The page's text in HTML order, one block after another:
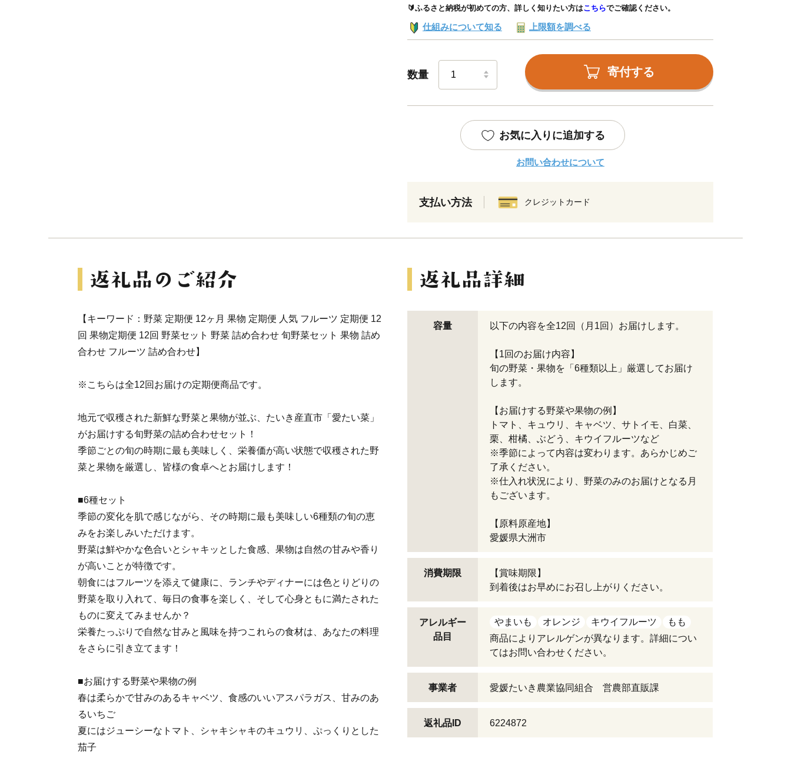
🔰ふるさと納税が初めての方、詳しく知りたい方はこちらでご確認ください。
仕組みについて知る 上限額を調べる
数量 寄付する
お気に入りに追加する
お問い合わせについて
支払い方法 クレジットカード
【キーワード：野菜 定期便 12ヶ月 果物 定期便 人気 フルーツ 定期便 12
回 果物定期便 12回 野菜セット 野菜 詰め合わせ 旬野菜セット 果物 詰め
合わせ フルーツ 詰め合わせ】
※こちらは全12回お届けの定期便商品です。
地元で収穫された新鮮な野菜と果物が並ぶ、たいき産直市「愛たい菜」
がお届けする旬野菜の詰め合わせセット！
季節ごとの旬の時期に最も美味しく、栄養価が高い状態で収穫された野
菜と果物を厳選し、皆様の食卓へとお届けします！
■6種セット
季節の変化を肌で感じながら、その時期に最も美味しい6種類の旬の恵
みをお楽しみいただけます。
野菜は鮮やかな色合いとシャキッとした食感、果物は自然の甘みや香り
が高いことが特徴です。
朝食にはフルーツを添えて健康に、ランチやディナーには色とりどりの
野菜を取り入れて、毎日の食事を楽しく、そして心身ともに満たされた
ものに変えてみませんか？
栄養たっぷりで自然な甘みと風味を持つこれらの食材は、あなたの料理
をさらに引き立てます！
■お届けする野菜や果物の例
春は柔らかで甘みのあるキャベツ、食感のいいアスパラガス、甘みのあ
るいちご
夏にはジューシーなトマト、シャキシャキのキュウリ、ぷっくりとした
茄子
容量 以下の内容を全12回（月1回）お届けします。
【1回のお届け内容】
旬の野菜・果物を「6種類以上」厳選してお届け
します。
【お届けする野菜や果物の例】
トマト、キュウリ、キャベツ、サトイモ、白菜、
栗、柑橘、ぶどう、キウイフルーツなど
※季節によって内容は変わります。あらかじめご
了承ください。
※仕入れ状況により、野菜のみのお届けとなる月
もございます。
【原料原産地】
愛媛県大洲市
消費期限
【賞味期限】
到着後はお早めにお召し上がりください。
アレルギー
品目
やまいも オレンジ キウイフルーツ
もも
商品によりアレルゲンが異なります。詳細につい
てはお問い合わせください。
事業者 愛媛たいき農業協同組合 営農部直販課
返礼品ID 6224872